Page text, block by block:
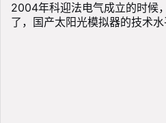
2004年科迎法电气成立的时候
了，国产太阳光模拟器的技术